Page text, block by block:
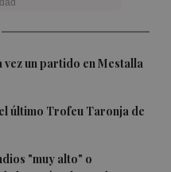
un partido en Mestalla
último Trofeu Taronja de
"muy alto" o